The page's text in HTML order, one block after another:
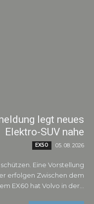
legt neues
Elektro-SUV nahe
EX50 05. 08. 2026
Eine Vorstellung
dem
EX60 hat Volvo in der...